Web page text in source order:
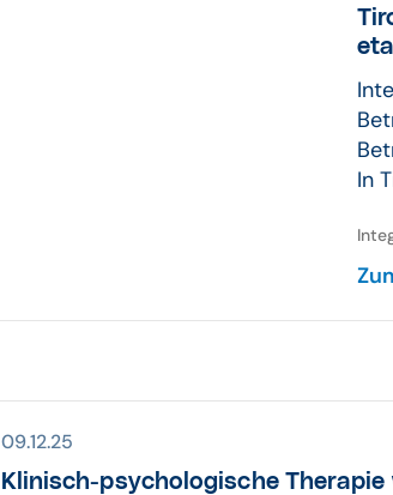
In
09.12.25
Klinisch-psycho­logische Thera­pie